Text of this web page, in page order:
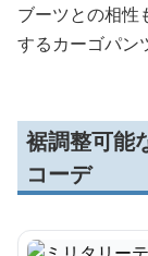
ブーツとの相性
するカーゴパン
裾調整可能
コーデ